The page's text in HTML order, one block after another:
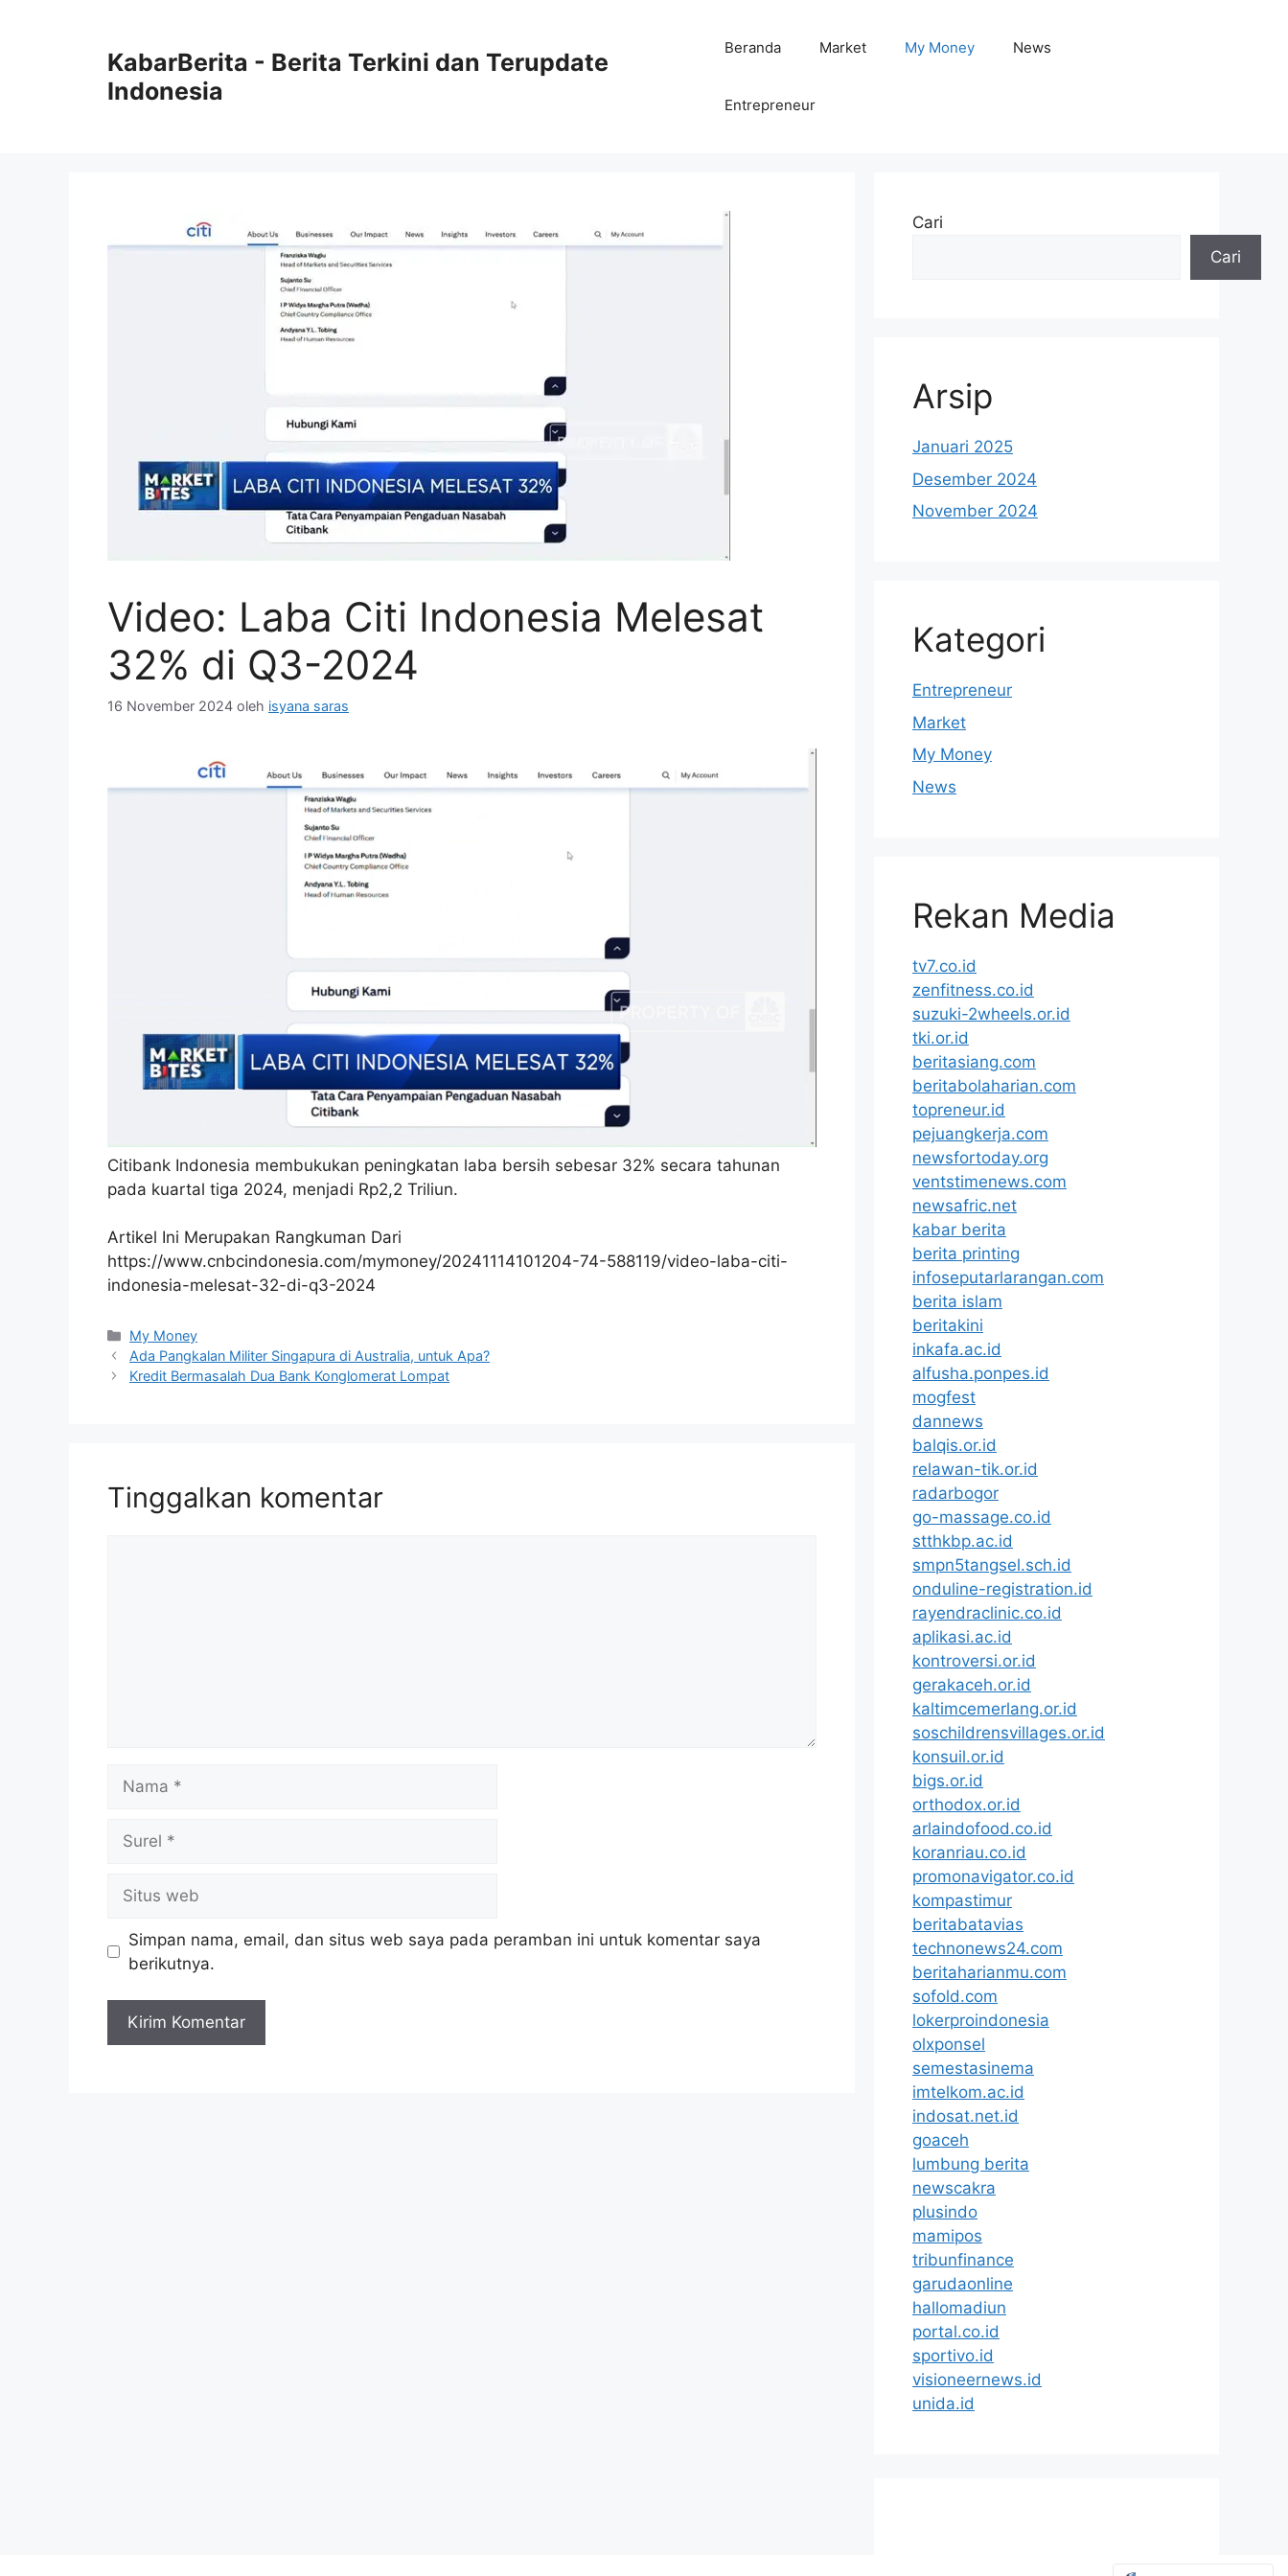
KabarBerita - Berita Terkini dan Terupdate
Indonesia
Beranda Market My Money News
Entrepreneur
Video: Laba Citi Indonesia Melesat
32% di Q3-2024
16 November 2024 oleh isyana saras
Citibank Indonesia membukukan peningkatan laba bersih sebesar 32% secara tahunan
pada kuartal tiga 2024, menjadi Rp2,2 Triliun.
Artikel Ini Merupakan Rangkuman Dari
https://www.cnbcindonesia.com/mymoney/20241114101204-74-588119/video-laba-citi-
indonesia-melesat-32-di-q3-2024
Kategori
My Money
Ada Pangkalan Militer Singapura di Australia, untuk Apa?
Kredit Bermasalah Dua Bank Konglomerat Lompat
Tinggalkan komentar
web
Simpan nama, email, dan situs web saya pada peramban ini untuk komentar saya
berikutnya.
Cari
Cari
Arsip
Januari 2025
Desember 2024
November 2024
Kategori
Entrepreneur
Market
My Money
News
Rekan Media
tv7.co.id
zenfitness.co.id
suzuki-2wheels.or.id
tki.or.id
beritasiang.com
beritabolaharian.com
topreneur.id
pejuangkerja.com
newsfortoday.org
ventstimenews.com
newsafric.net
kabar berita
berita printing
infoseputarlarangan.com
berita islam
beritakini
inkafa.ac.id
alfusha.ponpes.id
mogfest
dannews
balqis.or.id
relawan-tik.or.id
radarbogor
go-massage.co.id
stthkbp.ac.id
smpn5tangsel.sch.id
onduline-registration.id
rayendraclinic.co.id
aplikasi.ac.id
kontroversi.or.id
gerakaceh.or.id
kaltimcemerlang.or.id
soschildrensvillages.or.id
konsuil.or.id
bigs.or.id
orthodox.or.id
arlaindofood.co.id
koranriau.co.id
promonavigator.co.id
kompastimur
beritabatavias
technonews24.com
beritaharianmu.com
sofold.com
lokerproindonesia
olxponsel
semestasinema
imtelkom.ac.id
indosat.net.id
goaceh
lumbung berita
newscakra
plusindo
mamipos
tribunfinance
garudaonline
hallomadiun
portal.co.id
sportivo.id
visioneernews.id
unida.id